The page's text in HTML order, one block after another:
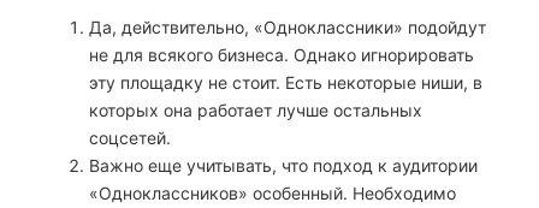
Да, действительно, «Одноклассники» подойдут
не для всякого бизнеса. Однако игнорировать
эту площадку не стоит. Есть некоторые ниши, в
которых она работает лучше остальных
соцсетей.
Важно еще учитывать, что подход к аудитории
«Одноклассников» особенный. Необходимо